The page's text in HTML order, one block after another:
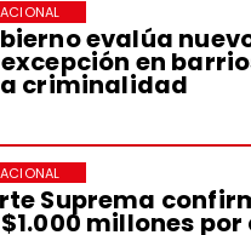
evalúa
en
criminalidad
Suprema
millones por